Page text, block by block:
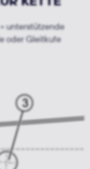
unterstützende
oder Gleitkufe